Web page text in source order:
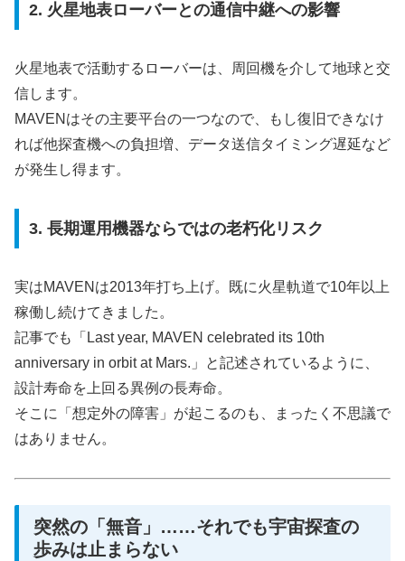
2. 火星地表ローバーとの通信中継への影響
火星地表で活動するローバーは、周回機を介して地球と交
信します。
MAVENはその主要平台の一つなので、もし復旧できなけ
れば他探査機への負担増、データ送信タイミング遅延など
が発生し得ます。
3. 長期運用機器ならではの老朽化リスク
実はMAVENは2013年打ち上げ。既に火星軌道で10年以上
稼働し続けてきました。
記事でも「Last year, MAVEN celebrated its 10th
anniversary in orbit at Mars.」と記述されているように、
設計寿命を上回る異例の長寿命。
そこに「想定外の障害」が起こるのも、まったく不思議で
はありません。
突然の「無音」……それでも宇宙探査の
歩みは止まらない